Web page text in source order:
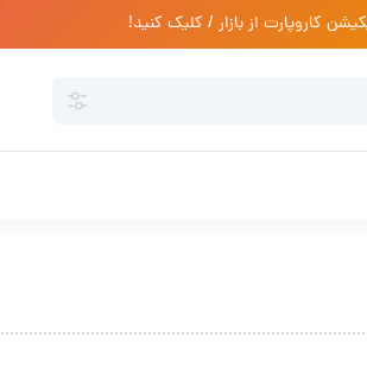
کاروپارت از بازار / کلیک کنید!